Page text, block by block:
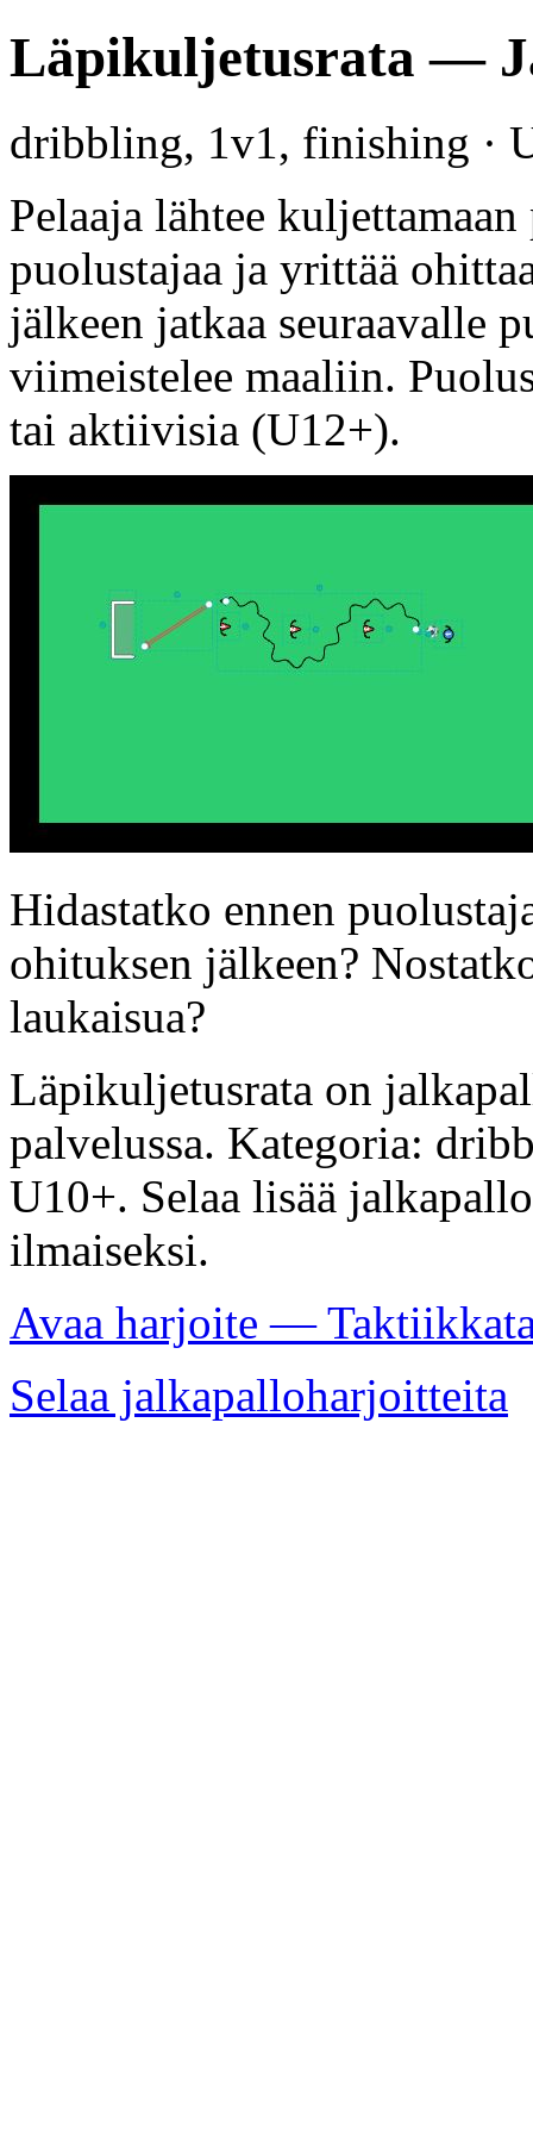
Läpikuljetusrata —
dribbling, 1v1, finishing ·
Pelaaja lähtee
puolustajaa ja yrittää
jälkeen jatkaa seuraavalle
viimeistelee maaliin.
tai aktiivisia (U12+).
Hidastatko ennen
ohituksen jälkeen?
laukaisua?
Läpikuljetusrata on
palvelussa. Kategoria:
U10+. Selaa lisää
ilmaiseksi.
Avaa harjoite —
Selaa jalkapalloharjoitteita